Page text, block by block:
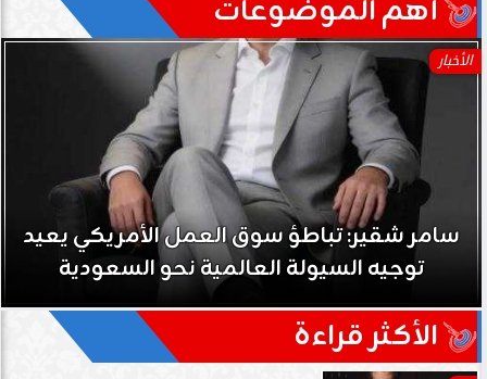
آهم الموضوعات
الأخبار
سامر شقير: تباطؤ سوق العمل الأمريكي يعيد
توجيه السيولة العالمية نحو السعودية
الأكثر قراءة